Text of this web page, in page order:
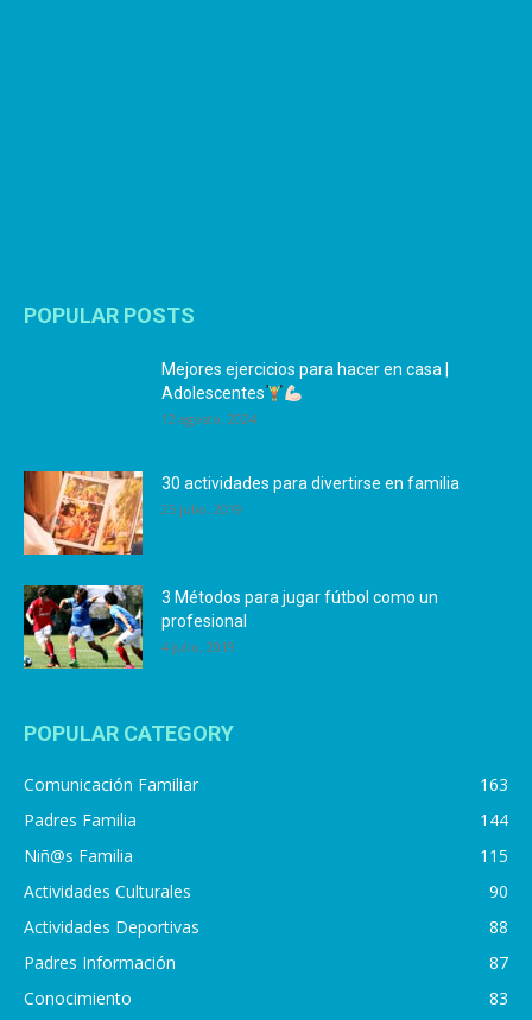
POPULAR POSTS
Mejores ejercicios para hacer en casa |
Adolescentes
12 agosto, 2024
30 actividades para divertirse en familia
25 julio, 2019
3 Métodos para jugar fútbol como un
profesional
4 julio, 2019
POPULAR CATEGORY
Comunicación Familiar
163
Padres Familia
144
Niñ@s Familia
115
Actividades Culturales
90
Actividades Deportivas
88
Padres Información
87
Conocimiento
83